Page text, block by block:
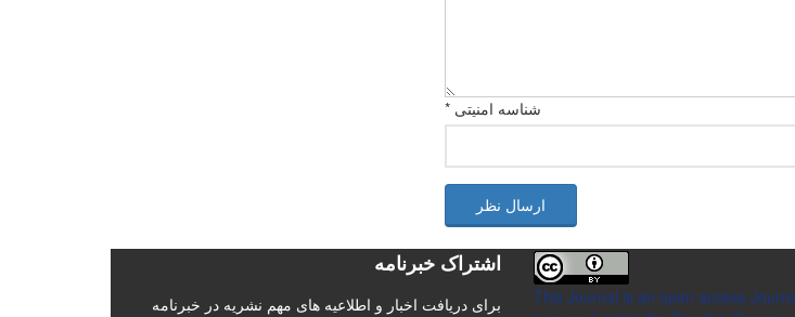
شناسه امنیتی *
ارسال نظر
This Journal is an open access
اشتراک خبرنامه
برای دریافت اخبار و اطلاعیه های مهم نشریه در خبرنامه